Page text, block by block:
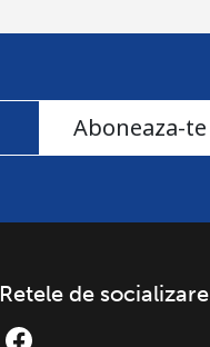
Aboneaza-te
Retele de socializare